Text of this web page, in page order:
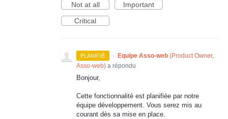
Not at all
Important
Critical
PLANIFIÉ · Equipe Asso-web (Product Owner,
Asso-web) a répondu
Bonjour,
Cette fonctionnalité est planifiée par notre
équipe développement. Vous serez mis au
courant dès sa mise en place.